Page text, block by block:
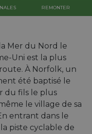
REMONTER
Mer du Nord le
Uni est la plus
À Norfolk, un
été baptisé le
du fils le plus
le village de sa
entrant dans le
piste cyclable de